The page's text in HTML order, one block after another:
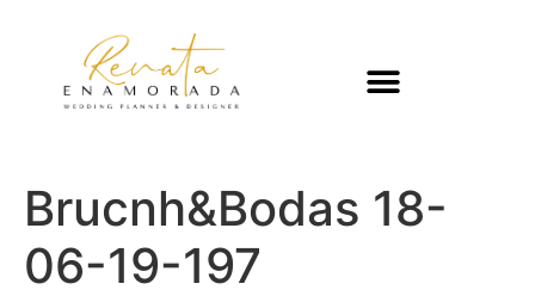
Brucnh&Bodas 18-
06-19-197